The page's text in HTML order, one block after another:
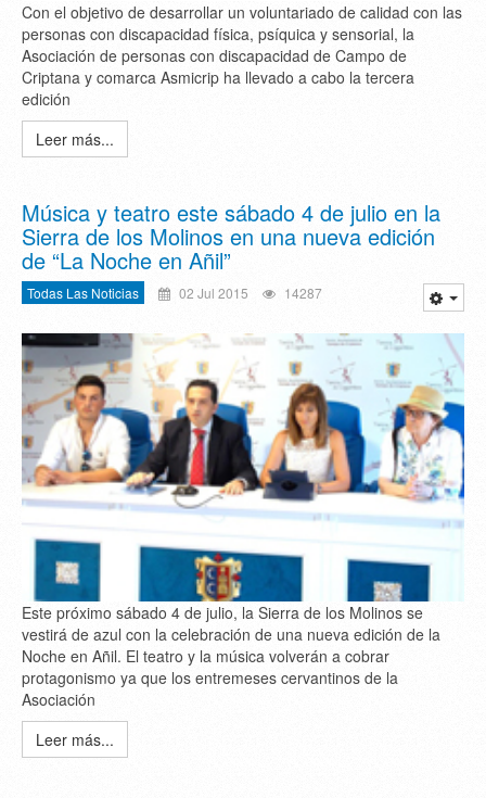
Con el objetivo de desarrollar un voluntariado de calidad con las
personas con discapacidad física, psíquica y sensorial, la
Asociación de personas con discapacidad de Campo de
Criptana y comarca Asmicrip ha llevado a cabo la tercera
edición
Leer más...
Música y teatro este sábado 4 de julio en la
Sierra de los Molinos en una nueva edición
de “La Noche en Añil”
Todas Las Noticias 02 Jul 2015 14287
Este próximo sábado 4 de julio, la Sierra de los Molinos se
vestirá de azul con la celebración de una nueva edición de la
Noche en Añil. El teatro y la música volverán a cobrar
protagonismo ya que los entremeses cervantinos de la
Asociación
Leer más...